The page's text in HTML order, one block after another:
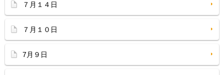
７月１４日
７月１０日
7月９日